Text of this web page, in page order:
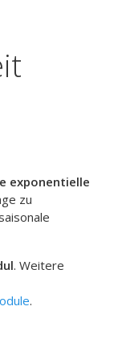
exponentielle
zu
. Weitere
.